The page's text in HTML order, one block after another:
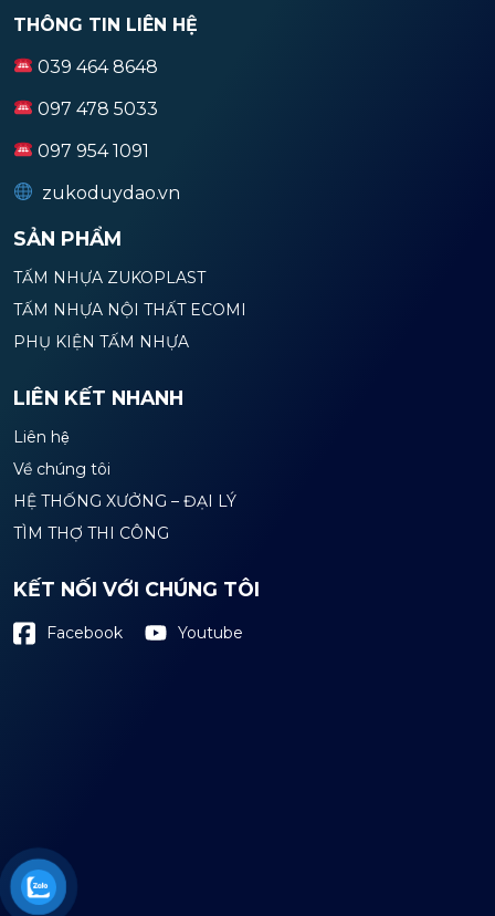
THÔNG TIN LIÊN HỆ
039 464 8648
097 478 5033
097 954 1091
zukoduydao.vn
SẢN PHẨM
TẤM NHỰA ZUKOPLAST
TẤM NHỰA NỘI THẤT ECOMI
PHỤ KIỆN TẤM NHỰA
LIÊN KẾT NHANH
Liên hệ
Về chúng tôi
HỆ THỐNG XƯỞNG – ĐẠI LÝ
TÌM THỢ THI CÔNG
KẾT NỐI VỚI CHÚNG TÔI
Facebook Youtube